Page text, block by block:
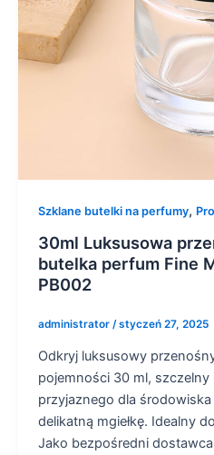
Szklane butelki na perfumy,
30ml Luksusowa
butelka perfum Fine
PB002
administrator /styczeń 27, 2025
Odkryj luksusowy
pojemności 30 ml, szczelny
przyjaznego dla środowiska
delikatną mgiełkę. Idealny
Jako bezpośredni